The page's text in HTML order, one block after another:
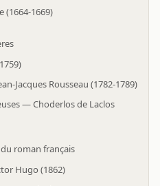
(1664-1669)
Jacques Rousseau (1782-1789)
— Choderlos de Laclos
du roman français
Hugo (1862)